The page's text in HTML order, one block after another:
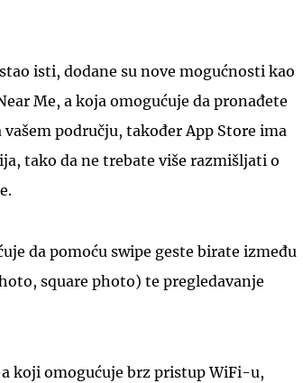
isti, dodane su nove mogućnosti kao
Me, a koja omogućuje da pronađete
području, također App Store ima
tako da ne trebate više razmišljati o
da pomoću swipe geste birate između
square photo) te pregledavanje
koji omogućuje brz pristup WiFi-u,